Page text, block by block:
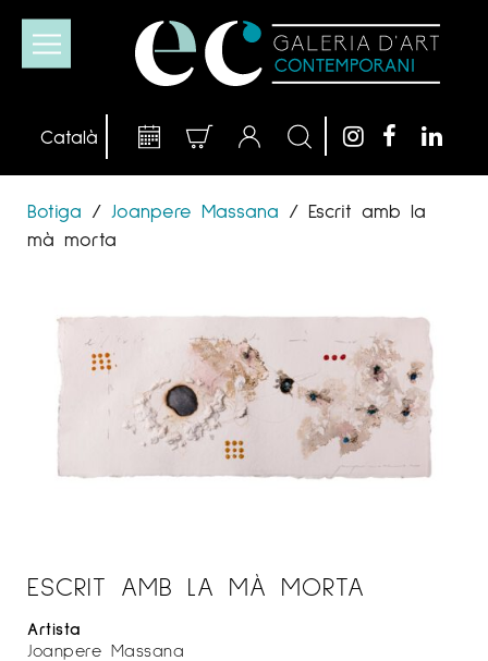
Botiga / Joanpere Massana / Escrit amb la
mà morta
ESCRIT AMB LA MÀ MORTA
Artista
Joanpere Massana